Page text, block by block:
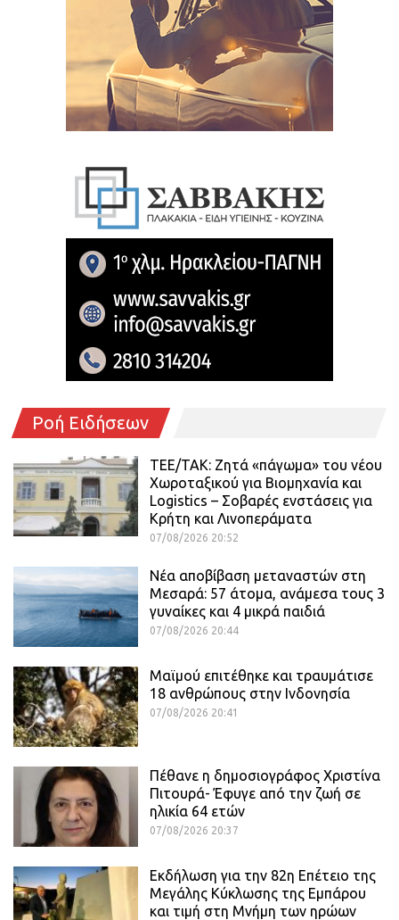
Ροή Ειδήσεων
ΤΕΕ/ΤΑΚ: Ζητά «πάγωμα» του νέου
Χωροταξικού για Βιομηχανία και
Logistics – Σοβαρές ενστάσεις για
Κρήτη και Λινοπεράματα
07/08/2026 20:52
Νέα αποβίβαση μεταναστών στη
Μεσαρά: 57 άτομα, ανάμεσα τους 3
γυναίκες και 4 μικρά παιδιά
07/08/2026 20:44
Μαϊμού επιτέθηκε και τραυμάτισε
18 ανθρώπους στην Ινδονησία
07/08/2026 20:41
Πέθανε η δημοσιογράφος Χριστίνα
Πιτουρά- Έφυγε από την ζωή σε
ηλικία 64 ετών
07/08/2026 20:37
Εκδήλωση για την 82η Επέτειο της
Μεγάλης Κύκλωσης της Εμπάρου
και τιμή στη Μνήμη των ηρώων